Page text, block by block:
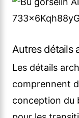
Autres détails
Les détails
comprennent
conception du